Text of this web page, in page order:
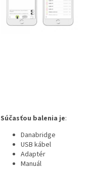
Súčasťou balenia je:
Danabridge
USB kábel
Adaptér
Manuál